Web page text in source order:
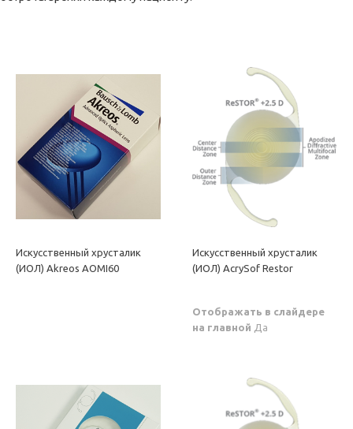
Искусственный хрусталик
(ИОЛ) Akreos AOMI60
Искусственный хрусталик
(ИОЛ) AcrySof Restor
Отображать в слайдере
на главной Да